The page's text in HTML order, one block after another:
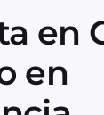
en
en